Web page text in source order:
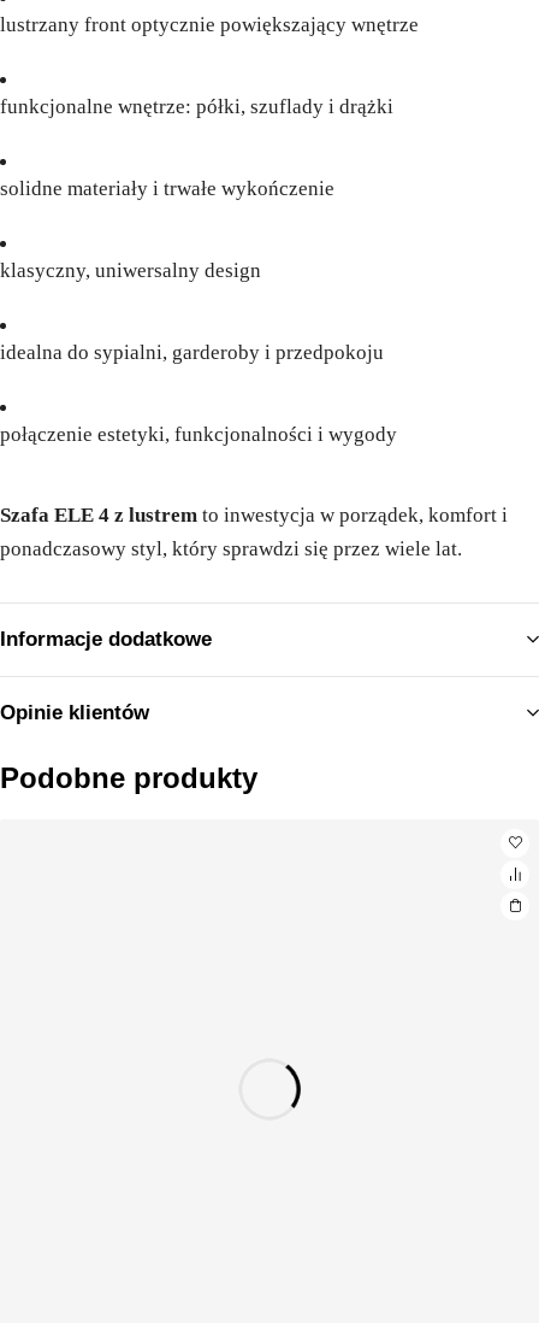
lustrzany front optycznie powiększający wnętrze
funkcjonalne wnętrze: półki, szuflady i drążki
solidne materiały i trwałe wykończenie
klasyczny, uniwersalny design
idealna do sypialni, garderoby i przedpokoju
połączenie estetyki, funkcjonalności i wygody
Szafa ELE 4 z lustrem to inwestycja w porządek, komfort i
ponadczasowy styl, który sprawdzi się przez wiele lat.
Informacje dodatkowe
Opinie klientów
Podobne produkty